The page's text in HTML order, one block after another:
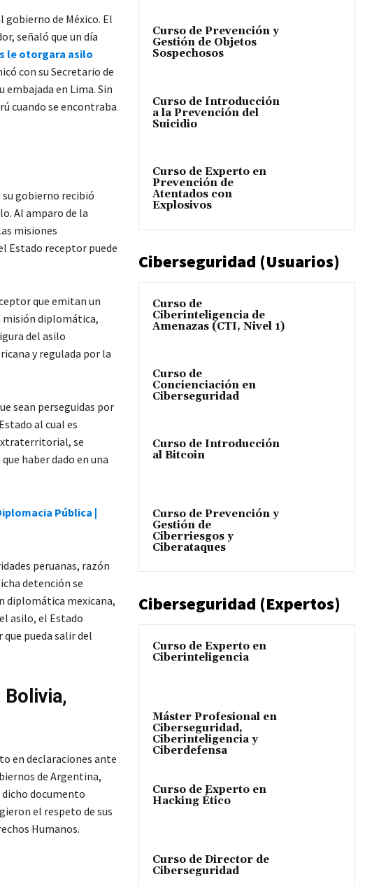
de México. El
señaló que un día
le otorgara asilo
con su Secretario de
en Lima. Sin
cuando se encontraba
su gobierno recibió
Al amparo de la
misiones
Estado receptor puede
que emitan un
misión diplomática,
del asilo
y regulada por la
sean perseguidas por
al cual es
se
haber dado en una
Pública |
peruanas, razón
detención se
diplomática mexicana,
asilo, el Estado
pueda salir del
en declaraciones ante
de Argentina,
dicho documento
el respeto de sus
Humanos.
Curso de Prevención y
Gestión de Objetos
Sospechosos
Curso de Introducción
a la Prevención del
Suicidio
Curso de Experto en
Prevención de
Atentados con
Explosivos
Ciberseguridad (Usuarios)
Curso de
Ciberinteligencia de
Amenazas (CTI, Nivel 1)
Curso de
Concienciación en
Ciberseguridad
Curso de Introducción
al Bitcoin
Curso de Prevención y
Gestión de
Ciberriesgos y
Ciberataques
Ciberseguridad (Expertos)
Curso de Experto en
Ciberinteligencia
Máster Profesional en
Ciberseguridad,
Ciberinteligencia y
Ciberdefensa
Curso de Experto en
Hacking Ético
Curso de Director de
Ciberseguridad